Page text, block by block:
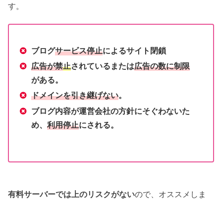
す。
ブログサービス停止によるサイト閉鎖
広告が禁止されているまたは広告の数に制限
がある。
ドメインを引き継げない。
ブログ内容が運営会社の方針にそぐわないた
め、 利用停止にされる。
有料サーバーでは上のリスクがないので、オススメしま